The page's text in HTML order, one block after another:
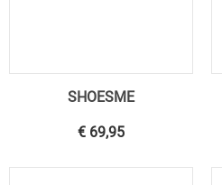
SHOESME
€ 69,95